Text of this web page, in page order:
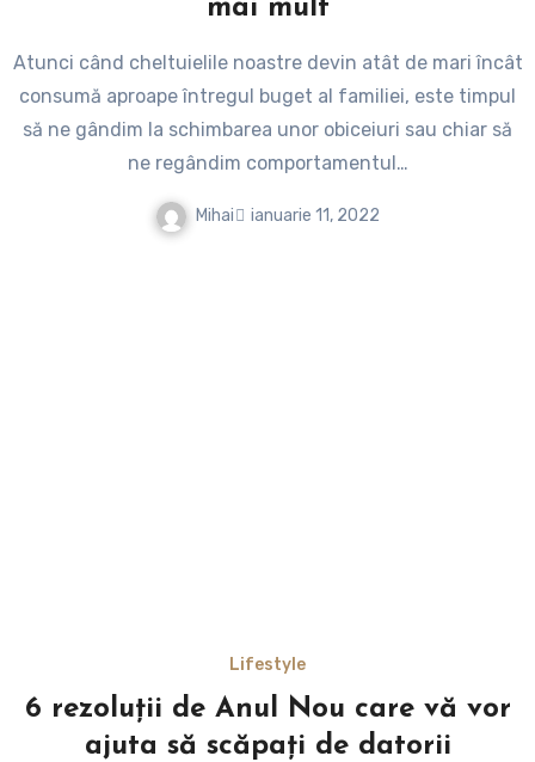
mai mult
Atunci când cheltuielile noastre devin atât de mari încât
consumă aproape întregul buget al familiei, este timpul
să ne gândim la schimbarea unor obiceiuri sau chiar să
ne regândim comportamentul…
Mihai ianuarie 11, 2022
Lifestyle
6 rezoluții de Anul Nou care vă vor
ajuta să scăpați de datorii